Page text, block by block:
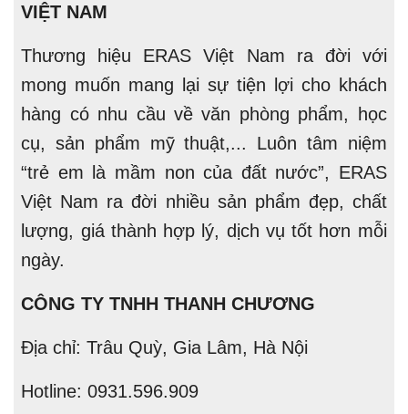
VIỆT NAM
Thương hiệu ERAS Việt Nam ra đời với
mong muốn mang lại sự tiện lợi cho khách
hàng có nhu cầu về văn phòng phẩm, học
cụ, sản phẩm mỹ thuật,... Luôn tâm niệm
“trẻ em là mầm non của đất nước”, ERAS
Việt Nam ra đời nhiều sản phẩm đẹp, chất
lượng, giá thành hợp lý, dịch vụ tốt hơn mỗi
ngày.
CÔNG TY TNHH THANH CHƯƠNG
Địa chỉ: Trâu Quỳ, Gia Lâm, Hà Nội
Hotline: 0931.596.909